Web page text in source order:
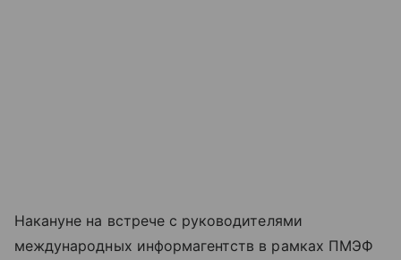
Накануне на встрече с руководителями
международных информагентств в рамках ПМЭФ